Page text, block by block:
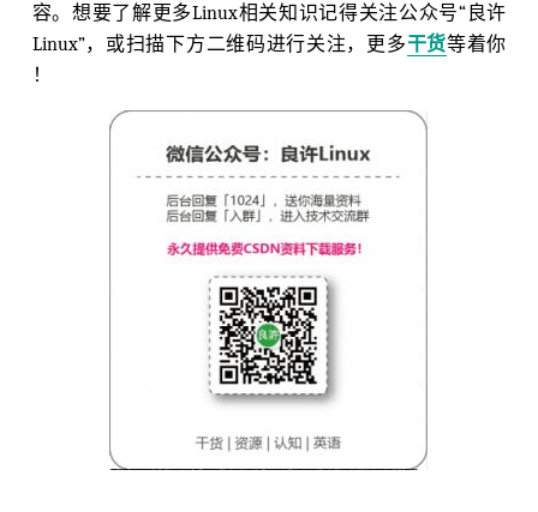
容。想要了解更多Linux相关知识记得关注公众号“良许
Linux”，或扫描下方二维码进行关注，更多干货等着你
！